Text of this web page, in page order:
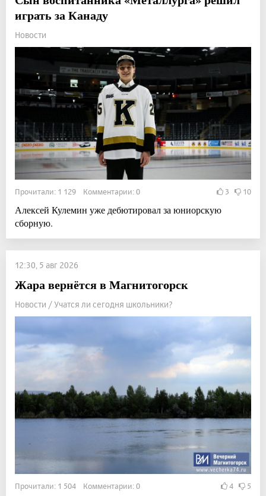
играть за Канаду
Новости
Прочитали: 1 129 Комментарии: 0 3 10
Алексей Кулемин уже дебютировал за юниорскую
сборную.
12:30, 5 авг 2026
Жара вернётся в Магнитогорск
Новости / Учатся ли сегодня школьники?
Прочитали: 1 504 Комментарии: 0 4 5